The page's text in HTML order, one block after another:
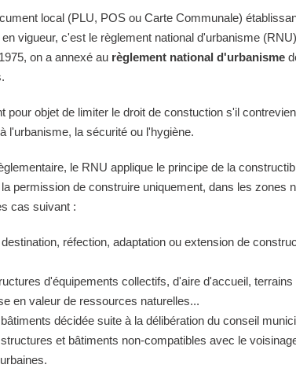
local (PLU, POS ou Carte Communale)
vigueur, c'est le règlement national d'urbanisme
on a annexé au règlement national d'urbanisme
pour objet de limiter le droit de constuction s'il
l'urbanisme, la sécurité ou l'hygiène.
le RNU applique le principe de la
permission de construire uniquement, dans les zones
cas suivant :
réfection, adaptation ou extension de
d'équipements collectifs, d'aire d'accueil, terrains
en valeur de ressources naturelles...
décidée suite à la délibération du conseil
et bâtiments non-compatibles avec le